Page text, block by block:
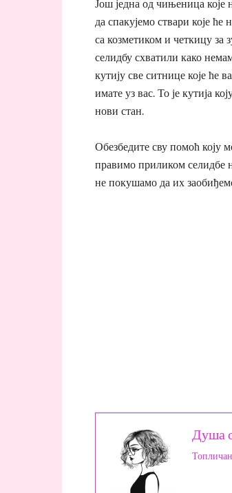
Још једна од чињеница које
да спакујемо ствари које
са козметиком и четкицу за
селидбу схватили како
кутију све ситнице које ће
имате уз вас. То је кутија
нови стан.
Обезбедите сву помоћ коју
правимо приликом селидбе
не покушамо да их
Душа